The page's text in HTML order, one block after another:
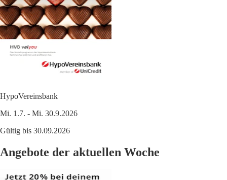
HypoVereinsbank
Mi. 1.7. - Mi. 30.9.2026
Gültig bis 30.09.2026
Angebote der aktuellen Woche